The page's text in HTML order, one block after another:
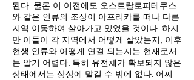
된다. 물론 이 이전에도 오스트랄로피테쿠스
와 같은 인류의 조상이 아프리카를 떠나 다른
지역 이동하여 살아가고 있었을 것이다. 하지
만 이들이 각 지역에서 어떻게 살았는지, 이후
현생 인류와 어떻게 연결 되는지는 현재로서
는 알기 어렵다. 특히 유전체가 확보되지 않은
상태에서는 상상에 맡길 수 밖에 없다. 어찌